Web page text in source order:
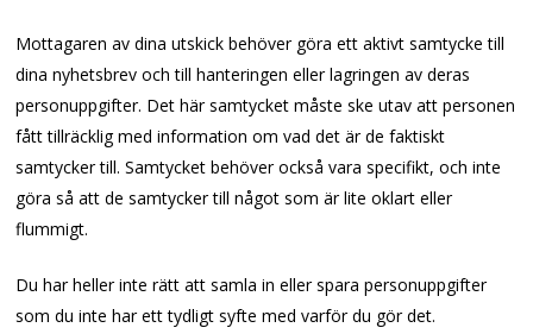
Mottagaren av dina utskick behöver göra ett aktivt samtycke till
dina nyhetsbrev och till hanteringen eller lagringen av deras
personuppgifter. Det här samtycket måste ske utav att personen
fått tillräcklig med information om vad det är de faktiskt
samtycker till. Samtycket behöver också vara specifikt, och inte
göra så att de samtycker till något som är lite oklart eller
flummigt.
Du har heller inte rätt att samla in eller spara personuppgifter
som du inte har ett tydligt syfte med varför du gör det.